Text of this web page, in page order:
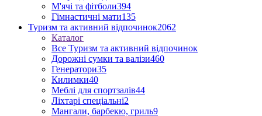
М'ячі та фітболи394
Гімнастичні мати135
Туризм та активний відпочинок2062
Каталог
Все Туризм та активний відпочинок
Дорожні сумки та валізи460
Генератори35
Килимки40
Меблі для спортзалів44
Ліхтарі спеціальні2
Мангали, барбекю, гриль9